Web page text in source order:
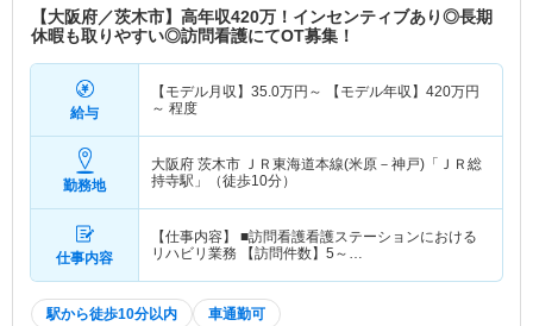
【大阪府／茨木市】高年収420万！インセンティブあり◎長期
休暇も取りやすい◎訪問看護にてOT募集！
給与
【モデル月収】 35.0万円～ 【モデル年収】 420万円
～ 程度
勤務地
大阪府 茨木市 ＪＲ東海道本線(米原－神戸)「ＪＲ総
持寺駅」（徒歩10分）
仕事内容
【仕事内容】 ■訪問看護看護ステーションにおける
リハビリ業務 【訪問件数】5～…
駅から徒歩10分以内 車通勤可